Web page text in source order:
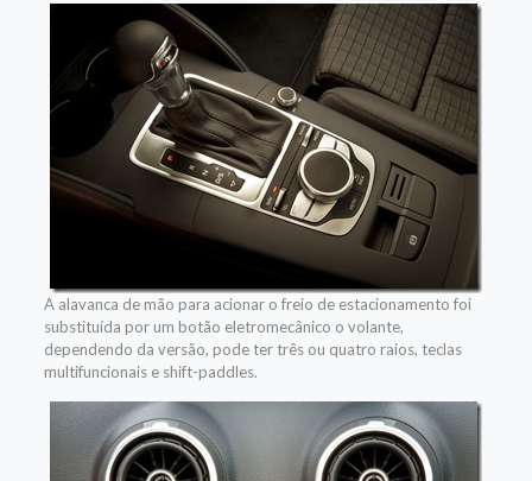
A alavanca de mão para acionar o freio de estacionamento foi
substituída por um botão eletromecânico o volante,
dependendo da versão, pode ter três ou quatro raios, teclas
multifuncionais e shift-paddles.